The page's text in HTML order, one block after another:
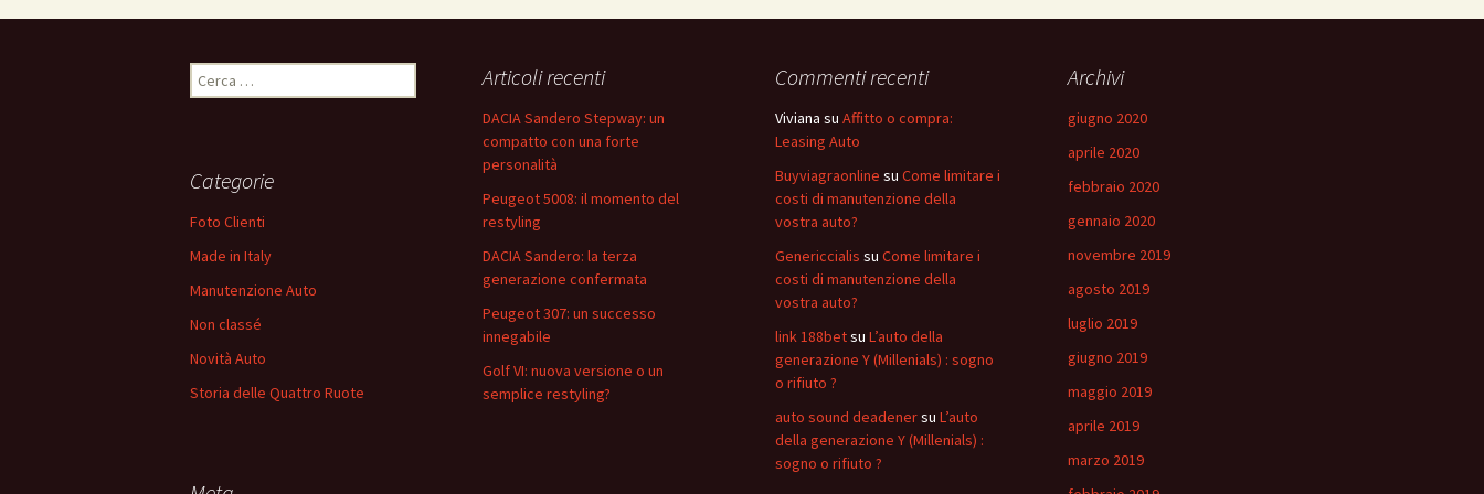
i
c
a
e
r
Articoli recenti
DACIA Sandero Stepway: un
compatto con una forte
personalità
Peugeot 5008: il momento del
restyling
DACIA Sandero: la terza
generazione confermata
Peugeot 307: un successo
innegabile
Golf VI: nuova versione o un
semplice restyling?
Commenti recenti
Viviana su Affitto o compra:
Leasing Auto
Buyviagraonline su Come limitare i
costi di manutenzione della
vostra auto?
Genericcialis su Come limitare i
costi di manutenzione della
vostra auto?
link 188betsu L’auto della
generazione Y (Millenials) : sogno
o rifiuto ?
auto sound deadenersu L’auto
della generazione Y (Millenials) :
sogno o rifiuto ?
Archivi
giugno 2020
aprile 2020
febbraio 2020
gennaio 2020
novembre 2019
agosto 2019
luglio 2019
giugno 2019
maggio 2019
aprile 2019
marzo 2019
Categorie
Foto Clienti
Made in Italy
Manutenzione Auto
Non classé
Novità Auto
Storia delle Quattro Ruote